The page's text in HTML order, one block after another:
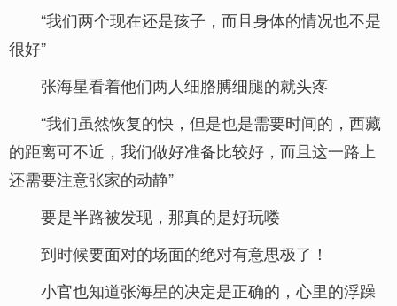
“我们两个现在还是孩子，而且身体的情况也不是
很好”
张海星看着他们两人细胳膊细腿的就头疼
“我们虽然恢复的快，但是也是需要时间的，西藏
的距离可不近，我们做好准备比较好，而且这一路上
还需要注意张家的动静”
要是半路被发现，那真的是好玩喽
到时候要面对的场面的绝对有意思极了！
小官也知道张海星的决定是正确的，心里的浮躁